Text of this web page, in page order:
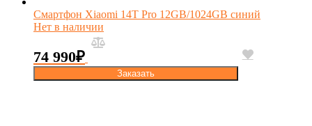
Смартфон Xiaomi 14T Pro 12GB/1024GB синий
Нет в наличии
74 990₽
Заказать